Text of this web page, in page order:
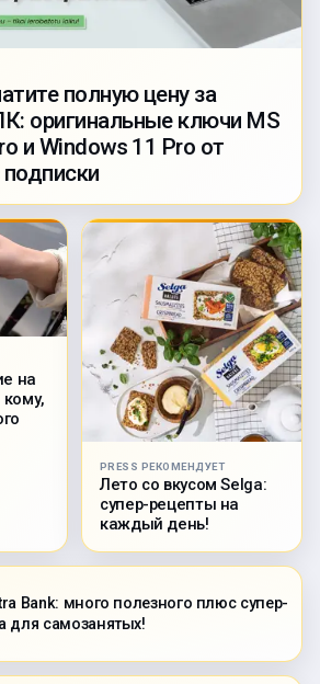
полную цену за
оригинальные ключи MS
и Windows 11 Pro от
на
PRESS РЕКОМЕНДУЕТ
Лето со вкусом Selga:
супер-рецепты на
каждый день!
Bank: много полезного плюс супер-
для самозанятых!